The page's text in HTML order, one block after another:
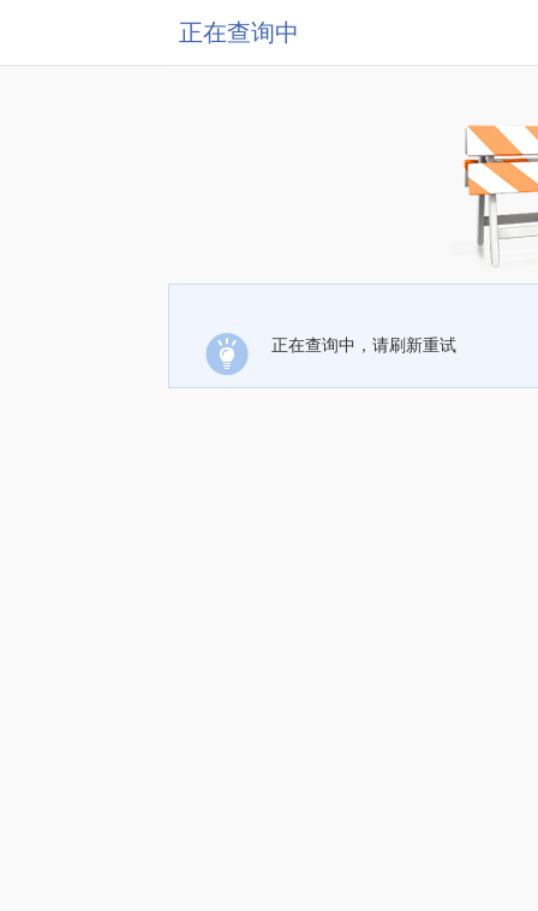
正在查询中
正在查询中，请刷新重试